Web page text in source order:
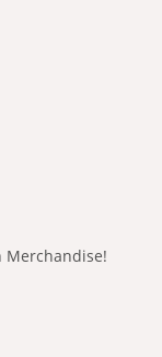
Merchandise!